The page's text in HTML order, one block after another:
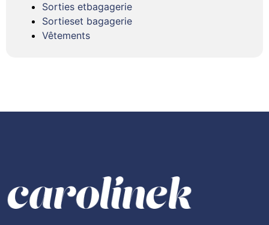
Sorties etbagagerie
Sortieset bagagerie
Vêtements